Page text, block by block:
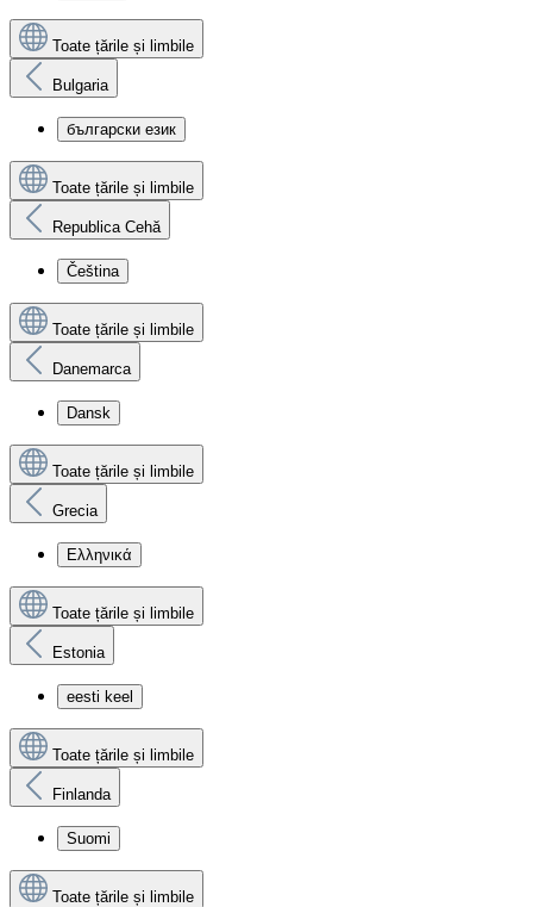
Toate țările și limbile
Bulgaria
български език
Toate țările și limbile
Republica Cehă
Čeština
Toate țările și limbile
Danemarca
Dansk
Toate țările și limbile
Grecia
Ελληνικά
Toate țările și limbile
Estonia
eesti keel
Toate țările și limbile
Finlanda
Suomi
Toate țările și limbile